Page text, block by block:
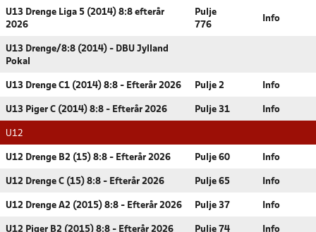
U13 Drenge Liga 5 (2014) 8:8 efterår
2026
Pulje
776
Info
U13 Drenge/8:8 (2014) - DBU Jylland
Pokal
U13 Drenge C1 (2014) 8:8 - Efterår 2026 Pulje 2 Info
U13 Piger C (2014) 8:8 - Efterår 2026 Pulje 31 Info
U12
U12 Drenge B2 (15) 8:8 - Efterår 2026 Pulje 60 Info
U12 Drenge C (15) 8:8 - Efterår 2026 Pulje 65 Info
U12 Drenge A2 (2015) 8:8 - Efterår 2026 Pulje 37 Info
U12 Piger B2 (2015) 8:8 - Efterår 2026 Pulje 74 Info